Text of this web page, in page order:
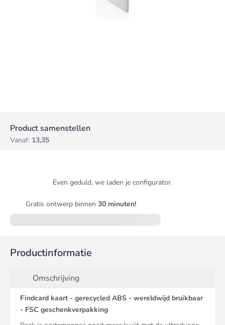
Product samenstellen
Vanaf: 13,35
Even geduld, we laden je configurator.
Gratis ontwerp binnen 30 minuten!
Productinformatie
Omschrijving
Findcard kaart - gerecycled ABS - wereldwijd bruikbaar
- FSC geschenkverpakking